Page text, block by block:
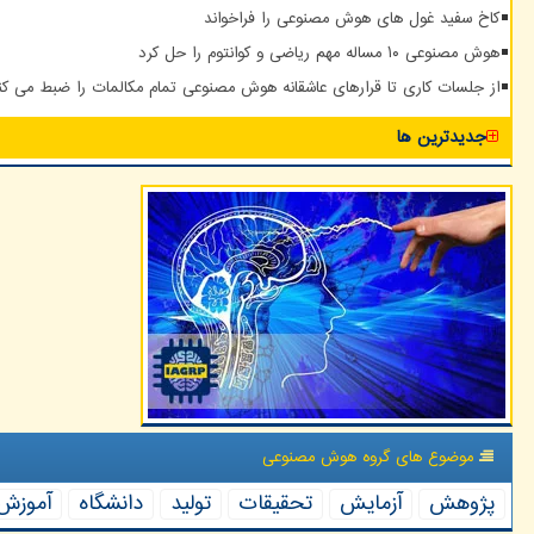
کاخ سفید غول های هوش مصنوعی را فراخواند
هوش مصنوعی ۱۰ مساله مهم ریاضی و کوانتوم را حل کرد
از جلسات کاری تا قرارهای عاشقانه هوش مصنوعی تمام مکالمات را ضبط می
جدیدترین ها
موضوع های گروه هوش مصنوعی
پژوهش آزمایش تحقیقات تولید دانشگاه